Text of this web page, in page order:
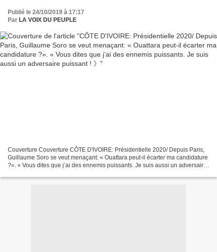
Vous dites que j’ai des ennemis puissants. Je
suis aussi un adversaire puissant ! 》
Publié le 24/10/2019 à 17:17
Par LA VOIX DU PEUPLE
Couverture Couverture CÔTE D'IVOIRE: Présidentielle 2020/ Depuis Paris,
Guillaume Soro se veut menaçant: « Ouattara peut-il écarter ma candidature
?». « Vous dites que j’ai des ennemis puissants. Je suis aussi un adversaire